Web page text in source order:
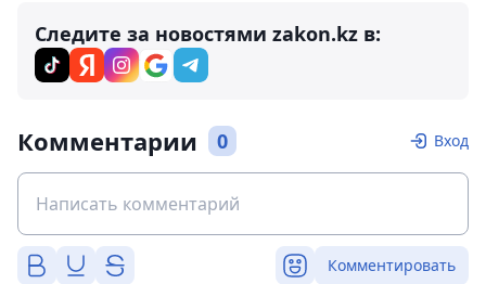
Следите за новостями zakon.kz в:
Комментарии 0 Вход
Комментировать